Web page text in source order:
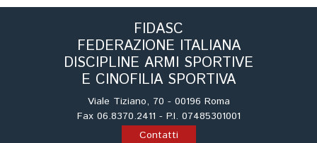
FIDASC
FEDERAZIONE ITALIANA
DISCIPLINE ARMI SPORTIVE
E CINOFILIA SPORTIVA
Viale Tiziano, 70 - 00196 Roma
Fax 06.8370.2411 - P.I. 07485301001
Contatti
Calendario Manifestazioni
Organi di Giustizia - Dispositivi
Modelli e moduli
Albo Atleti Cinofili
Guida Locandine Ufficiali